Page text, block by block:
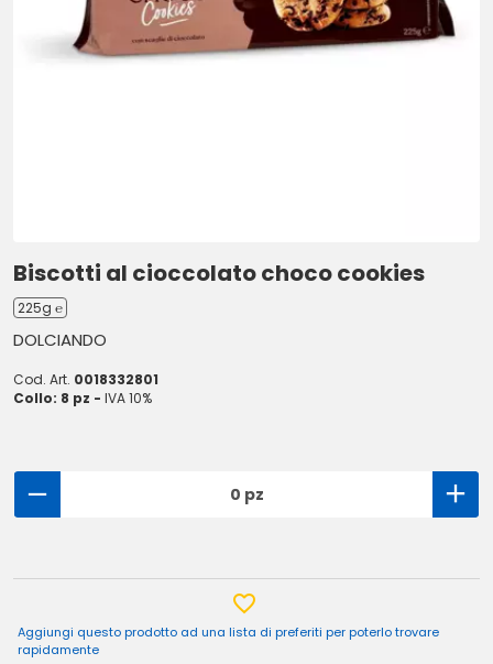
Biscotti al cioccolato choco cookies
225g ℮
DOLCIANDO
Cod. Art. 0018332801
Collo: 8 pz - IVA 10%
0 pz
Aggiungi questo prodotto ad una lista di preferiti per poterlo trovare
rapidamente